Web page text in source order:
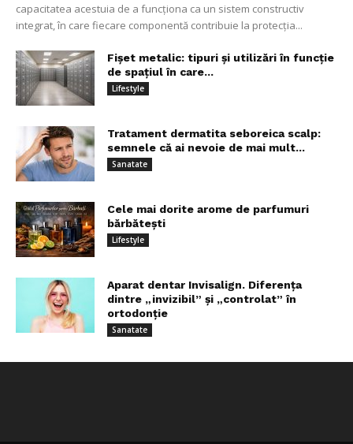
capacitatea acestuia de a funcționa ca un sistem constructiv
integrat, în care fiecare componentă contribuie la protecția...
Fișet metalic: tipuri și utilizări în funcție
de spațiul în care...
Lifestyle
Tratament dermatita seboreica scalp:
semnele că ai nevoie de mai mult...
Sanatate
Cele mai dorite arome de parfumuri
bărbătești
Lifestyle
Aparat dentar Invisalign. Diferența
dintre „invizibil” și „controlat” în
ortodonție
Sanatate